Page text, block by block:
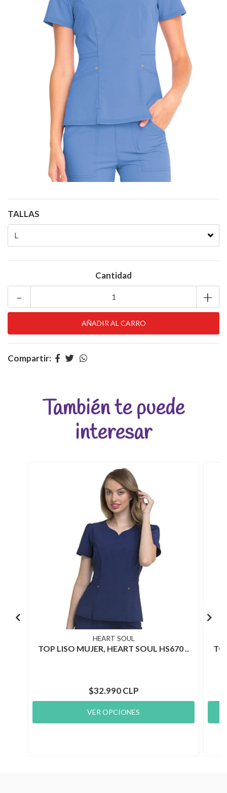
TALLAS
Cantidad
+
-
Compartir:
También te puede
interesar
HEART SOUL
TOP LISO MUJER, HEART SOUL HS670 ..
$32.990 CLP
VER OPCIONES